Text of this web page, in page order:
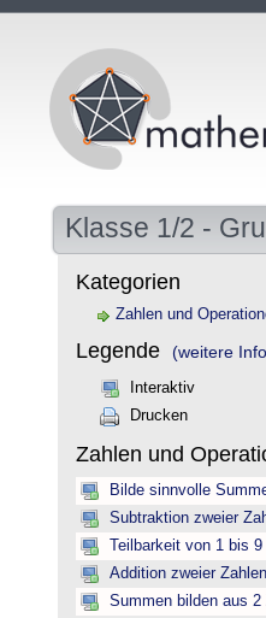
Klasse 1/2 -
Kategorien
Zahlen und
Legende (weitere
Interaktiv
Drucken
Zahlen und
Bilde sinnvolle
Subtraktion zweier
Teilbarkeit von 1 bis 9
Addition zweier
Summen bilden aus 2